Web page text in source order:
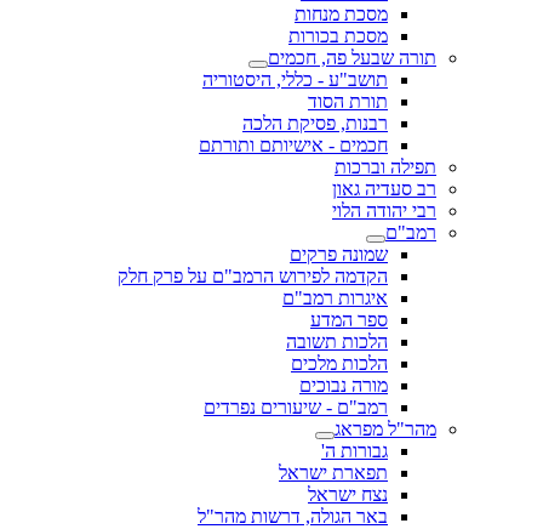
מסכת מנחות
מסכת בכורות
תורה שבעל פה, חכמים
תושב"ע - כללי, היסטוריה
תורת הסוד
רבנות, פסיקת הלכה
חכמים - אישיותם ותורתם
תפילה וברכות
רב סעדיה גאון
רבי יהודה הלוי
רמב"ם
שמונה פרקים
הקדמה לפירוש הרמב"ם על פרק חלק
איגרות רמב"ם
ספר המדע
הלכות תשובה
הלכות מלכים
מורה נבוכים
רמב"ם - שיעורים נפרדים
מהר"ל מפראג
גבורות ה'
תפארת ישראל
נצח ישראל
באר הגולה, דרשות מהר"ל